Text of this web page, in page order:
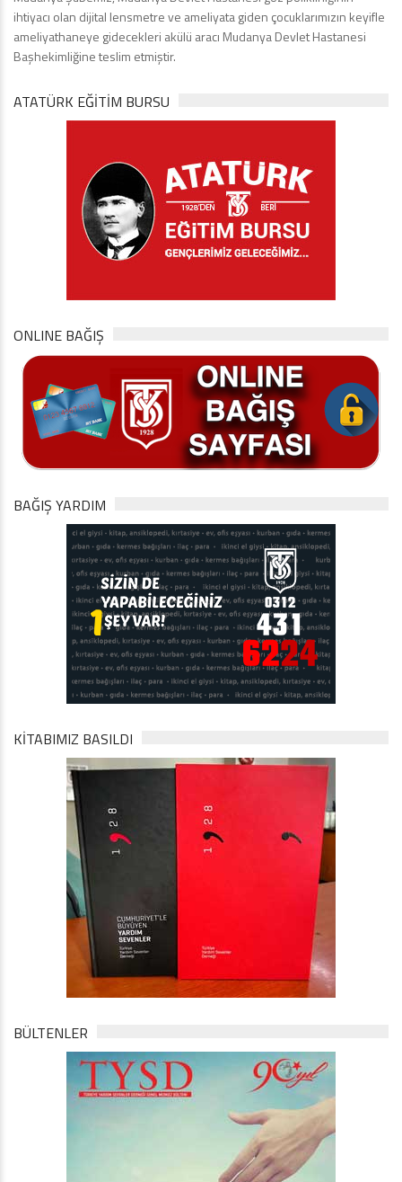
ihtiyacı olan dijital lensmetre ve ameliyata giden çocuklarımızın keyifle
ameliyathaneye gidecekleri akülü aracı Mudanya Devlet Hastanesi
Başhekimliğine teslim etmiştir.
ATATÜRK EĞITIM BURSU
ONLINE BAĞIŞ
BAĞIŞ YARDIM
KİTABIMIZ BASILDI
BÜLTENLER